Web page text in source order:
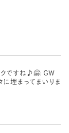
クですね♪🤗 GW
埋まってまいりま